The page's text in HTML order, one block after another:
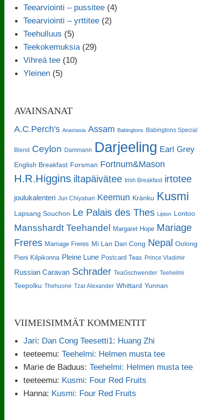
Teearviointi – pussitee (4)
Teearviointi – yrttitee (2)
Teehulluus (5)
Teekokemuksia (29)
Vihreä tee (10)
Yleinen (5)
AVAINSANAT
A.C.Perch's Anastasia Assam Babingtons Babingtons Special
Blend Ceylon Dammann Darjeeling Earl Grey
English Breakfast Forsman Fortnum&Mason
H.R.Higgins iltapäivätee Irish Breakfast irtotee
joulukalenteri Jun Chiyabari Keemun Kränku Kusmi
Lapsang Souchon Le Palais des Thes Lipton Lontoo
Mansshardt Teehandel Margaret Hope Mariage
Freres Marriage Freres Mi Lan Dan Cong Nepal Oolong
Pieni Kilpikonna Pleine Lune Postcard Teas Prince Vladimir
Russian Caravan Schrader TeaGschwender Teehelmi
Teepolku Thehuone Tzar Alexander Whittard Yunnan
VIIMEISIMMÄT KOMMENTIT
Jari: Dan Cong Teesetti1: Huang Zhi
teeteemu:Teehelmi: Helmen musta tee
Marie de Baduus:Teehelmi: Helmen musta tee
teeteemu: Kusmi: Four Red Fruits
Hanna: Kusmi: Four Red Fruits